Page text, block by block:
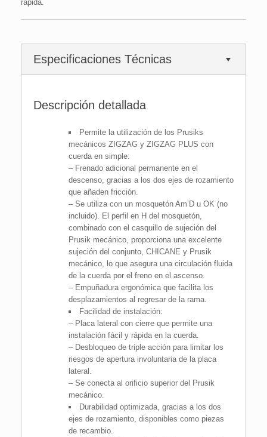
rápida.
Especificaciones Técnicas
Descripción detallada
Permite la utilización de los Prusiks
mecánicos ZIGZAG y ZIGZAG PLUS con
cuerda en simple:
– Frenado adicional permanente en el
descenso, gracias a los dos ejes de rozamiento
que añaden fricción.
– Se utiliza con un mosquetón Am’D u OK (no
incluido). El perfil en H del mosquetón,
combinado con el casquillo de sujeción del
Prusik mecánico, proporciona una excelente
sujeción del conjunto, CHICANE y Prusik
mecánico, lo que asegura una circulación fluida
de la cuerda por el freno en el ascenso.
– Empuñadura ergonómica que facilita los
desplazamientos al regresar de la rama.
Facilidad de instalación:
– Placa lateral con cierre que permite una
instalación fácil y rápida en la cuerda.
– Desbloqueo de triple acción para limitar los
riesgos de apertura involuntaria de la placa
lateral.
– Se conecta al orificio superior del Prusik
mecánico.
Durabilidad optimizada, gracias a los dos
ejes de rozamiento, disponibles como piezas
de recambio.